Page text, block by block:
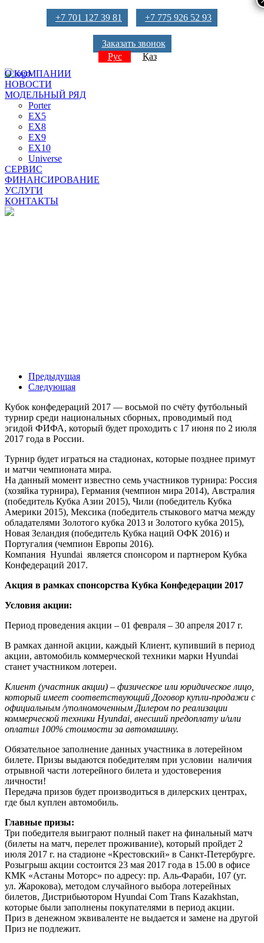
+7 701 127 39 81 +7 775 926 52 93
Заказать звонок
Рус
Қаз
О КОМПАНИИ
НОВОСТИ
МОДЕЛЬНЫЙ РЯД
Porter
EX5
EX8
EX9
EX10
Universe
СЕРВИС
ФИНАНСИРОВАНИЕ
УСЛУГИ
КОНТАКТЫ
Предыдущая
Следующая
Кубок конфедераций 2017 — восьмой по счёту футбольный
турнир среди национальных сборных, проводимый под
эгидой ФИФА, который будет проходить с 17 июня по 2 июля
2017 года в России.
Турнир будет играться на стадионах, которые позднее примут
и матчи чемпионата мира.
На данный момент известно семь участников турнира: Россия
(хозяйка турнира), Германия (чемпион мира 2014), Австралия
(победитель Кубка Азии 2015), Чили (победитель Кубка
Америки 2015), Мексика (победитель стыкового матча между
обладателями Золотого кубка 2013 и Золотого кубка 2015),
Новая Зеландия (победитель Кубка наций ОФК 2016) и
Португалия (чемпион Европы 2016).
Компания Hyundai является спонсором и партнером Кубка
Конфедераций 2017.
Акция в рамках спонсорства Кубка Конфедерации 2017
Условия акции:
Период проведения акции – 01 февраля – 30 апреля 2017 г.
В рамках данной акции, каждый Клиент, купивший в период
акции, автомобиль коммерческой техники марки Hyundai
станет участником лотереи.
Клиент (участник акции) – физическое или юридическое лицо,
который имеет соответствующий Договор купли-продажи с
официальным /уполномоченным Дилером по реализации
коммерческой техники Hyundai, внесший предоплату и/или
оплатил 100% стоимости за автомашину.
Обязательное заполнение данных участника в лотерейном
билете. Призы выдаются победителям при условии наличия
отрывной части лотерейного билета и удостоверения
личности!
Передача призов будет производиться в дилерских центрах,
где был куплен автомобиль.
Главные призы:
Три победителя выиграют полный пакет на финальный матч
(билеты на матч, перелет проживание), который пройдет 2
июля 2017 г. на стадионе «Крестовский» в Санкт-Петербурге.
Розыгрыш акции состоится 23 мая 2017 года в 15.00 в офисе
КМК «Астаны Моторс» по адресу: пр. Аль-Фараби, 107 (уг.
ул. Жарокова), методом случайного выбора лотерейных
билетов, Дистрибьютором Hyundai Com Trans Kazakhstan,
которые были заполнены покупателями в период акции.
Приз в денежном эквиваленте не выдается и замене на другой
Приз не подлежит.